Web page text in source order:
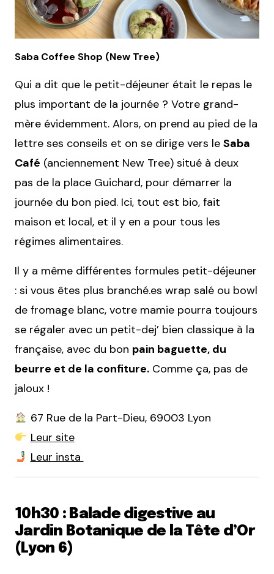
Saba Coffee Shop (New Tree)
Qui a dit que le petit-déjeuner était le repas le
plus important de la journée ? Votre grand-
mère évidemment. Alors, on prend au pied de la
lettre ses conseils et on se dirige vers le Saba
Café (anciennement New Tree) situé à deux
pas de la place Guichard, pour démarrer la
journée du bon pied. Ici, tout est bio, fait
maison et local, et il y en a pour tous les
régimes alimentaires.
Il y a même différentes formules petit-déjeuner
: si vous êtes plus branché.es wrap salé ou bowl
de fromage blanc, votre mamie pourra toujours
se régaler avec un petit-dej’ bien classique à la
française, avec du bon pain baguette, du
beurre et de la confiture. Comme ça, pas de
jaloux !
67 Rue de la Part-Dieu, 69003 Lyon
Leur site
Leur insta
10h30 : Balade digestive au
Jardin Botanique de la Tête d’Or
(Lyon 6)